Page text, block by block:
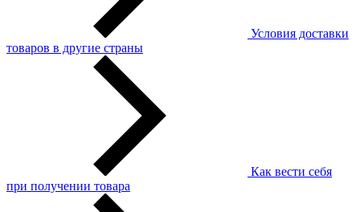
Условия доставки
товаров в другие страны
Как вести себя
при получении товара